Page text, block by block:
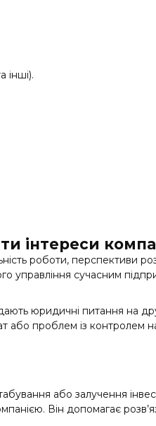
інші).
інтереси
роботи, перспективи
управління сучасним
юридичні питання на
або проблем із
або залучення
Він допомагає